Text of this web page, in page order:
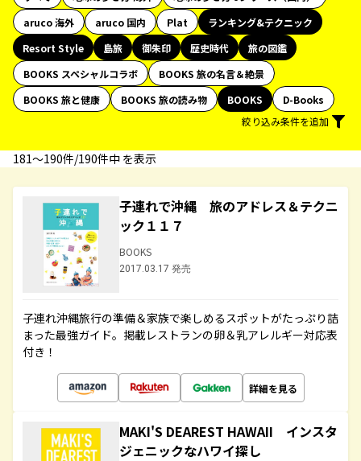
aruco 海外
aruco 国内 Plat
ランキング&テクニック
Resort Style
島旅 御朱印 歴史時代
旅の図鑑
BOOKS スペシャルコラボ
BOOKS 旅の名言＆絶景
BOOKS 旅と健康
BOOKS 旅の読み物 BOOKS
D-Books
絞り込み条件を追加
181〜190件/190件中 を表示
子連れで沖縄 旅のアドレス＆テクニ
ック１１７
BOOKS
2017.03.17 発売
子連れ沖縄旅行の準備＆家族で楽しめるスポットがたっぷり詰
まった最強ガイド。掲載レストランの卵＆乳アレルギー対応表
付き！
詳細を見る
MAKI'S DEAREST HAWAII インスタ
ジェニックなハワイ探し